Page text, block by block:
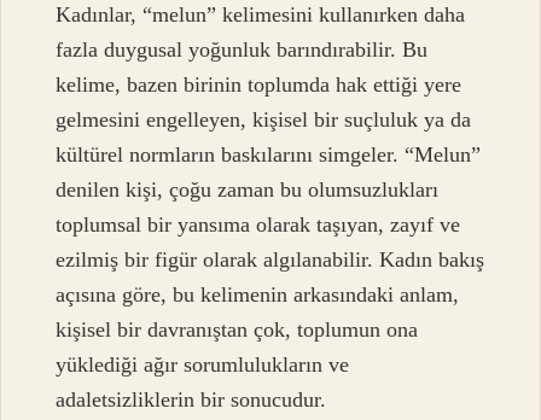
Kadınlar, “melun” kelimesini kullanırken daha
fazla duygusal yoğunluk barındırabilir. Bu
kelime, bazen birinin toplumda hak ettiği yere
gelmesini engelleyen, kişisel bir suçluluk ya da
kültürel normların baskılarını simgeler. “Melun”
denilen kişi, çoğu zaman bu olumsuzlukları
toplumsal bir yansıma olarak taşıyan, zayıf ve
ezilmiş bir figür olarak algılanabilir. Kadın bakış
açısına göre, bu kelimenin arkasındaki anlam,
kişisel bir davranıştan çok, toplumun ona
yüklediği ağır sorumlulukların ve
adaletsizliklerin bir sonucudur.